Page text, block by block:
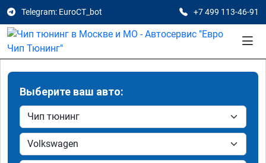
Telegram: EuroCT_bot +7 499 113-46-91
Выберите ваш авто: